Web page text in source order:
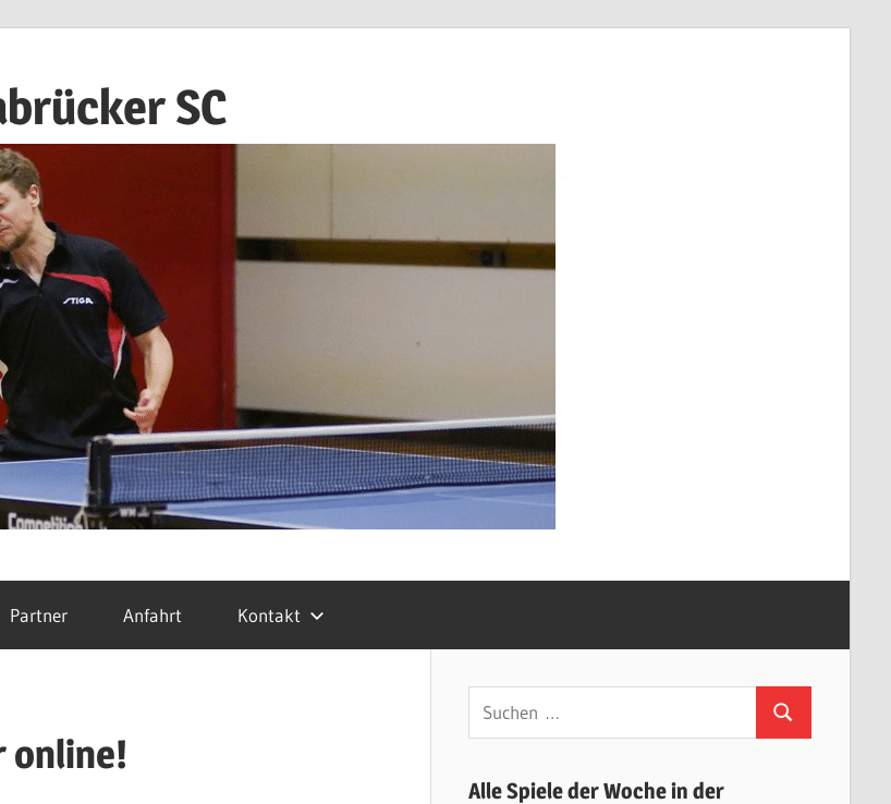
SC
Partner Anfahrt Kontakt
online!
Suchen
nach:
Suchen
Alle Spiele der Woche in der